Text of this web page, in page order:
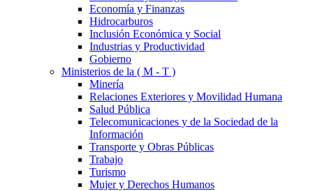
Economía y Finanzas
Hidrocarburos
Inclusión Económica y Social
Industrias y Productividad
Gobierno
Ministerios de la ( M - T )
Minería
Relaciones Exteriores y Movilidad Humana
Salud Pública
Telecomunicaciones y de la Sociedad de la
Información
Transporte y Obras Públicas
Trabajo
Turismo
Mujer y Derechos Humanos